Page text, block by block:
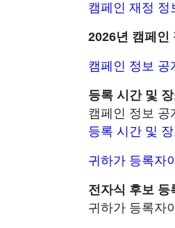
캠페인 재정
2026년 캠페인
캠페인 정보 공
등록 시간 및
캠페인 정보 공
등록 시간 및 장
귀하가 등록자
전자식 후보 등
귀하가 등록자